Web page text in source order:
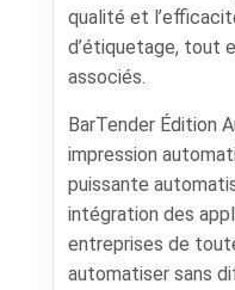
qualité et
d’étiquetage, tout
associés.
BarTender Édition
impression
puissante
intégration des
entreprises de
automatiser sans